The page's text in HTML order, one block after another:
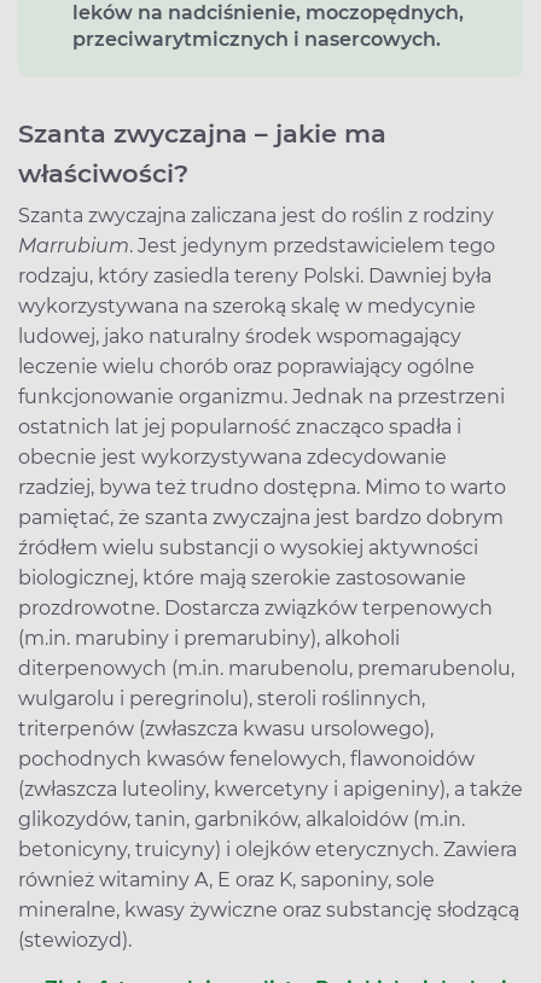
leków na nadciśnienie, moczopędnych,
przeciwarytmicznych i nasercowych.
Szanta zwyczajna – jakie ma
właściwości?
Szanta zwyczajna zaliczana jest do roślin z rodziny
Marrubium. Jest jedynym przedstawicielem tego
rodzaju, który zasiedla tereny Polski. Dawniej była
wykorzystywana na szeroką skalę w medycynie
ludowej, jako naturalny środek wspomagający
leczenie wielu chorób oraz poprawiający ogólne
funkcjonowanie organizmu. Jednak na przestrzeni
ostatnich lat jej popularność znacząco spadła i
obecnie jest wykorzystywana zdecydowanie
rzadziej, bywa też trudno dostępna. Mimo to warto
pamiętać, że szanta zwyczajna jest bardzo dobrym
źródłem wielu substancji o wysokiej aktywności
biologicznej, które mają szerokie zastosowanie
prozdrowotne. Dostarcza związków terpenowych
(m.in. marubiny i premarubiny), alkoholi
diterpenowych (m.in. marubenolu, premarubenolu,
wulgarolu i peregrinolu), steroli roślinnych,
triterpenów (zwłaszcza kwasu ursolowego),
pochodnych kwasów fenelowych, flawonoidów
(zwłaszcza luteoliny, kwercetyny i apigeniny), a także
glikozydów, tanin, garbników, alkaloidów (m.in.
betonicyny, truicyny) i olejków eterycznych. Zawiera
również witaminy A, E oraz K, saponiny, sole
mineralne, kwasy żywiczne oraz substancję słodzącą
(stewiozyd).